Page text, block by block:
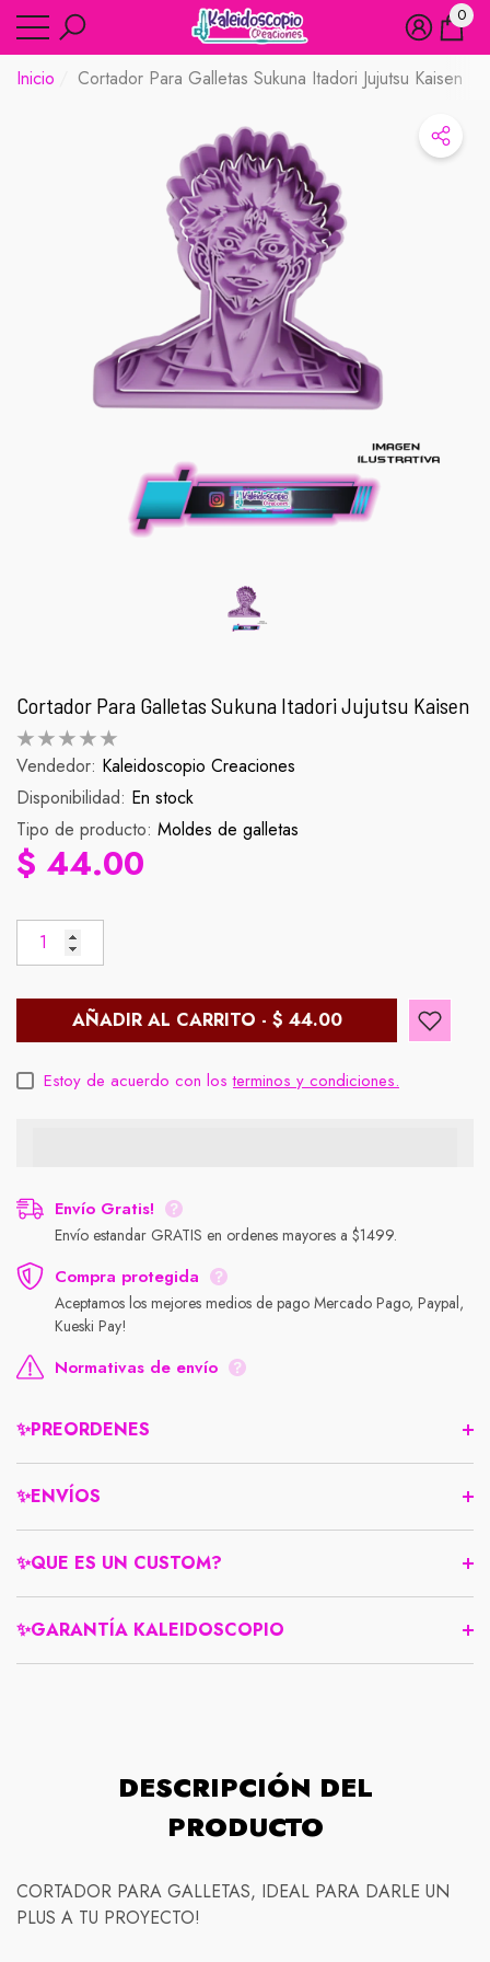
0
0
Inicio Cortador Para Galletas Sukuna Itadori Jujutsu Kaisen
Cortador Para Galletas Sukuna Itadori Jujutsu Kaisen
Vendedor: Kaleidoscopio Creaciones
Disponibilidad: En stock
Tipo de producto: Moldes de galletas
$ 44.00
AÑADIR AL CARRITO - $ 44.00
Estoy de acuerdo con losterminos y condiciones.
Envío Gratis!
Envío estandar GRATIS en ordenes mayores a $1499.
Compra protegida
Aceptamos los mejores medios de pago Mercado Pago, Paypal,
Kueski Pay!
Normativas de envío
✨PREORDENES
✨ENVÍOS
✨QUE ES UN CUSTOM?
✨GARANTÍA KALEIDOSCOPIO
DESCRIPCIÓN DEL
PRODUCTO
CORTADOR PARA GALLETAS, IDEAL PARA DARLE UN
PLUS A TU PROYECTO!
Compra protegida
Palomera Scorpion
Precio habitual
$ 990.00